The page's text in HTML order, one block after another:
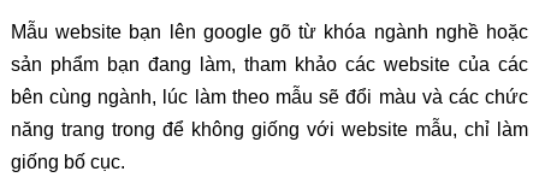
Mẫu website bạn lên google gõ từ khóa ngành nghề hoặc
sản phẩm bạn đang làm, tham khảo các website của các
bên cùng ngành, lúc làm theo mẫu sẽ đổi màu và các chức
năng trang trong để không giống với website mẫu, chỉ làm
giống bố cục.